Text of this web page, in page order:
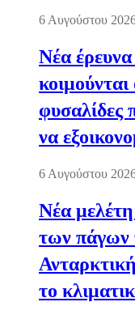
6 Αυγούστου
Νέα
φυσαλίδες
να
6 Αυγούστου
Νέα μελέτη
των πάγων
το